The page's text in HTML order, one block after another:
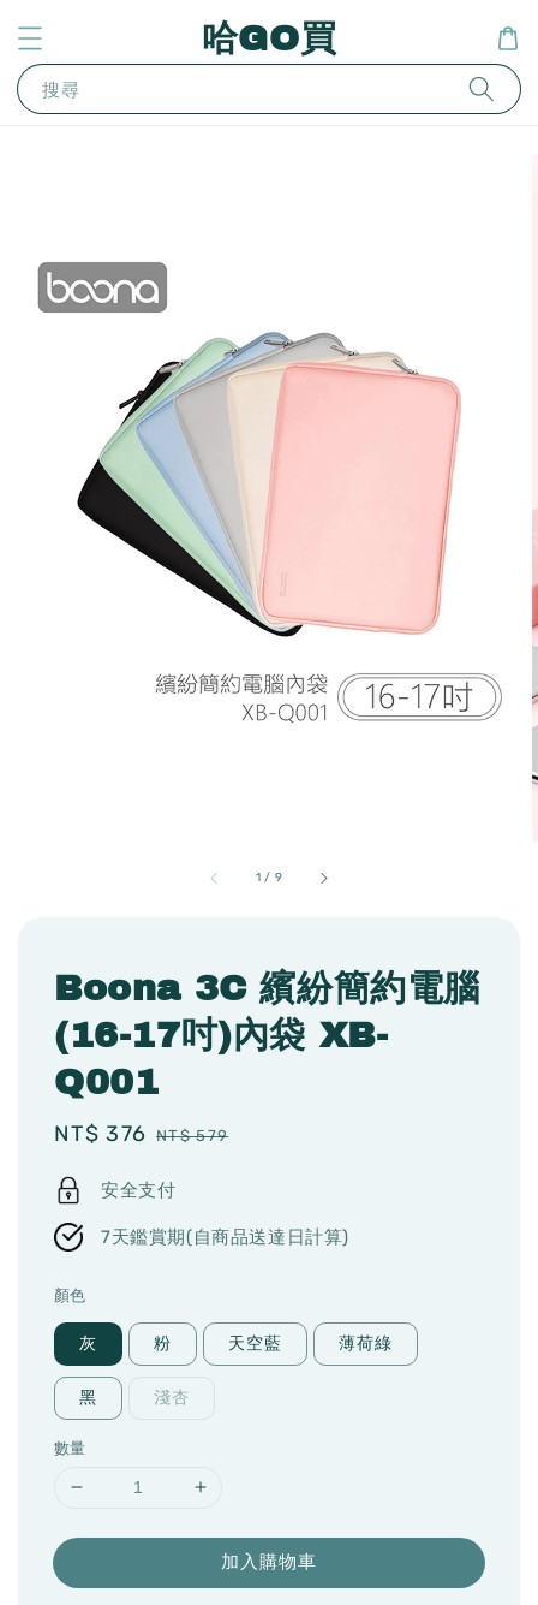
哈GO買
搜尋
1 / 9
Boona 3C 繽紛簡約電腦
(16-17吋)內袋 XB-
Q001
Sale
NT$ 376 Regular
NT$ 579
安全支付
7天鑑賞期(自商品送達日計算)
顏色
灰 粉 天空藍 薄荷綠
黑 淺杏
數量
加入購物車